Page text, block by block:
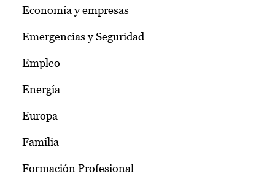
Economía y empresas
Emergencias y Seguridad
Empleo
Energía
Europa
Familia
Formación Profesional